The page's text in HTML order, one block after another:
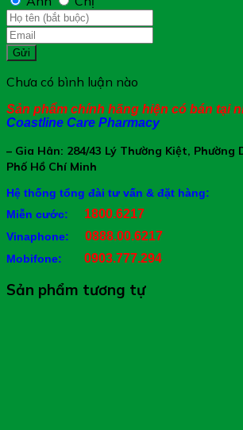
Gửi
Chưa có bình luận nào
Sản phẩm chính hãng hiện có bán tại
Coastline Care Pharmacy
– Gia Hân: 284/43 Lý Thường Kiệt, Phường
Phố Hồ Chí Minh
Hệ thống tổng đài tư vấn & đặt hàng:
Miễn cước: 1800.6217
Vinaphone: 0888.00.6217
Mobifone: 0903.777.294
Sản phẩm tương tự